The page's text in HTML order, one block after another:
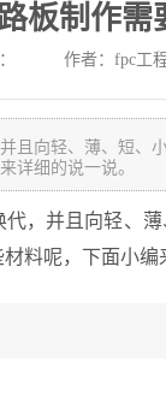
板制作需
作者：fpc工
且向轻、薄、短、
详细的说一说。
并且向轻、薄
料呢，下面小编